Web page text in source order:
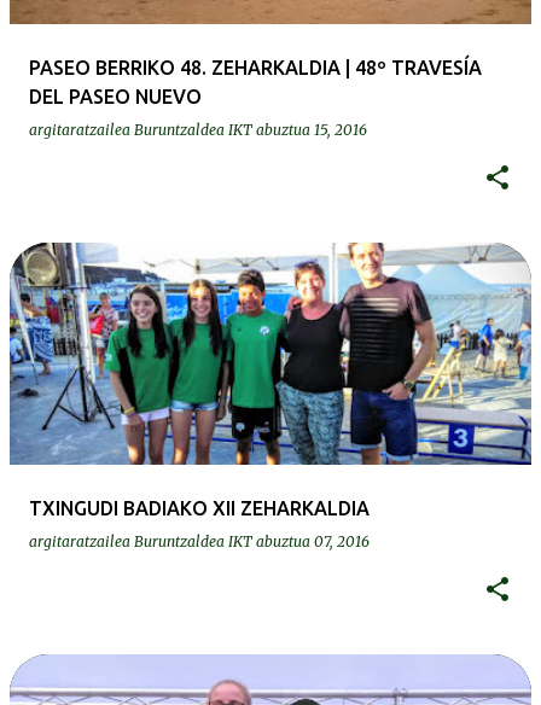
PASEO BERRIKO 48. ZEHARKALDIA | 48º TRAVESÍA
DEL PASEO NUEVO
argitaratzailea Buruntzaldea IKT abuztua 15, 2016
TXINGUDI BADIAKO XII ZEHARKALDIA
argitaratzailea Buruntzaldea IKT abuztua 07, 2016